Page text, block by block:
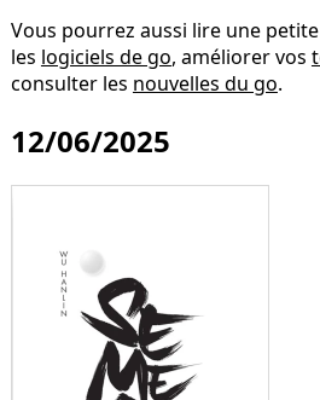
Vous pourrez aussi lire une
les logiciels de go, améliorer vos
consulter les nouvelles du go.
12/06/2025